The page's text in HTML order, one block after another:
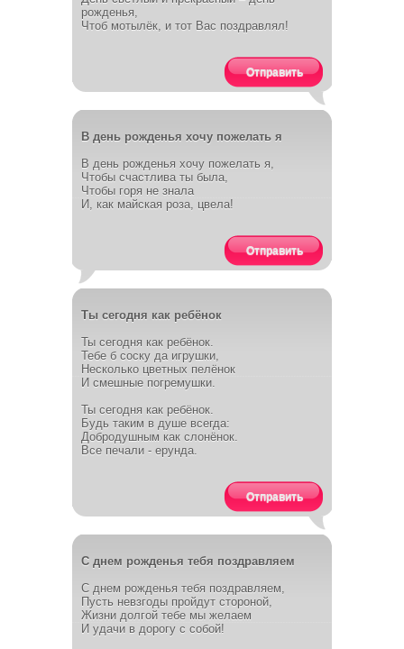
рожденья,
Чтоб мотылёк, и тот Вас поздравлял!
Отправить
В день рожденья хочу пожелать я
В день рожденья хочу пожелать я,
Чтобы счастлива ты была,
Чтобы горя не знала
И, как майская роза, цвела!
Отправить
Ты сегодня как ребёнок
Ты сегодня как ребёнок.
Тебе б соску да игрушки,
Несколько цветных пелёнок
И смешные погремушки.
Ты сегодня как ребёнок.
Будь таким в душе всегда:
Добродушным как слонёнок.
Все печали - ерунда.
Отправить
С днем рожденья тебя поздравляем
С днем рожденья тебя поздравляем,
Пусть невзгоды пройдут стороной,
Жизни долгой тебе мы желаем
И удачи в дорогу с собой!